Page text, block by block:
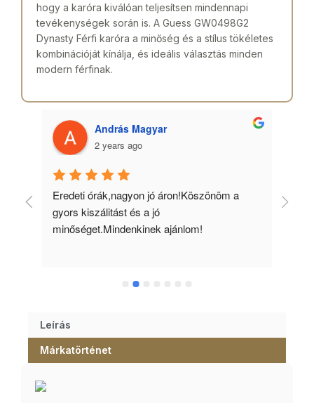
hogy a karóra kiválóan teljesítsen mindennapi
tevékenységek során is. A Guess GW0498G2
Dynasty Férfi karóra a minőség és a stílus tökéletes
kombinációját kínálja, és ideális választás minden
modern férfinak.
András Magyar
2 years ago
Eredeti órák,nagyon jó áron!Köszönöm a
gyors kiszálitást és a jó
minőséget.Mindenkinek ajánlom!
Leírás
Márkatörténet